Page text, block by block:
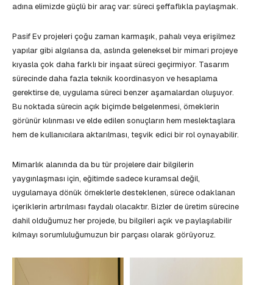
adına elimizde güçlü bir araç var: süreci şeffaflıkla paylaşmak.
Pasif Ev projeleri çoğu zaman karmaşık, pahalı veya erişilmez
yapılar gibi algılansa da, aslında geleneksel bir mimari projeye
kıyasla çok daha farklı bir inşaat süreci geçirmiyor. Tasarım
sürecinde daha fazla teknik koordinasyon ve hesaplama
gerektirse de, uygulama süreci benzer aşamalardan oluşuyor.
Bu noktada sürecin açık biçimde belgelenmesi, örneklerin
görünür kılınması ve elde edilen sonuçların hem meslektaşlara
hem de kullanıcılara aktarılması, teşvik edici bir rol oynayabilir.
Mimarlık alanında da bu tür projelere dair bilgilerin
yaygınlaşması için, eğitimde sadece kuramsal değil,
uygulamaya dönük örneklerle desteklenen, sürece odaklanan
içeriklerin artırılması faydalı olacaktır. Bizler de üretim sürecine
dahil olduğumuz her projede, bu bilgileri açık ve paylaşılabilir
kılmayı sorumluluğumuzun bir parçası olarak görüyoruz.